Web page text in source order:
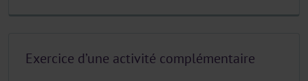
Exercice d’une activité complémentaire